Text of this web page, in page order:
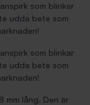
som blinkar
udda bete som
som blinkar
udda bete som
mm lång. Den är